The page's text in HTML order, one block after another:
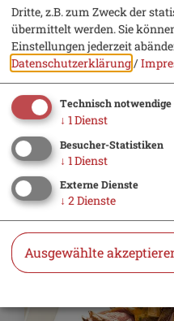
25. - 26.
Kulinarische
Festtage
Dritte, z.B. zum Zweck der
übermittelt werden. Sie
Einstellungen jederzeit
Datenschutzerklärung/
Technisch notwendige
↓ 1 Dienst
Besucher-Statistiken
↓ 1 Dienst
Externe Dienste
↓ 2Dienste
Ausgewählte